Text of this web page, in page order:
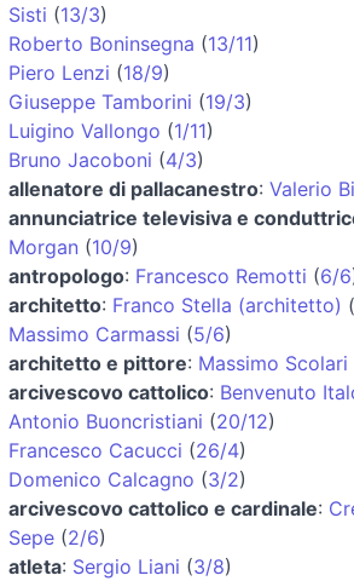
Sisti (13/3)
Roberto Boninsegna (13/11)
Piero Lenzi (18/9)
Giuseppe Tamborini (19/3)
Luigino Vallongo (1/11)
Bruno Jacoboni (4/3)
allenatore di pallacanestro: Valerio
annunciatrice televisiva e
Morgan (10/9)
antropologo: Francesco Remotti (6/6
architetto: Franco Stella (architetto) (
Massimo Carmassi (5/6)
architetto e pittore: Massimo Scolari
arcivescovo cattolico: Benvenuto
Antonio Buoncristiani (20/12)
Francesco Cacucci (26/4)
Domenico Calcagno (3/2)
arcivescovo cattolico e cardinale:
Sepe (2/6)
atleta: Sergio Liani (3/8)